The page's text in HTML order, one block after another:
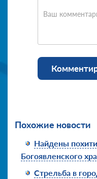
Ваш
Похожие новости
Найдены
Богоявленского
Стрельба в